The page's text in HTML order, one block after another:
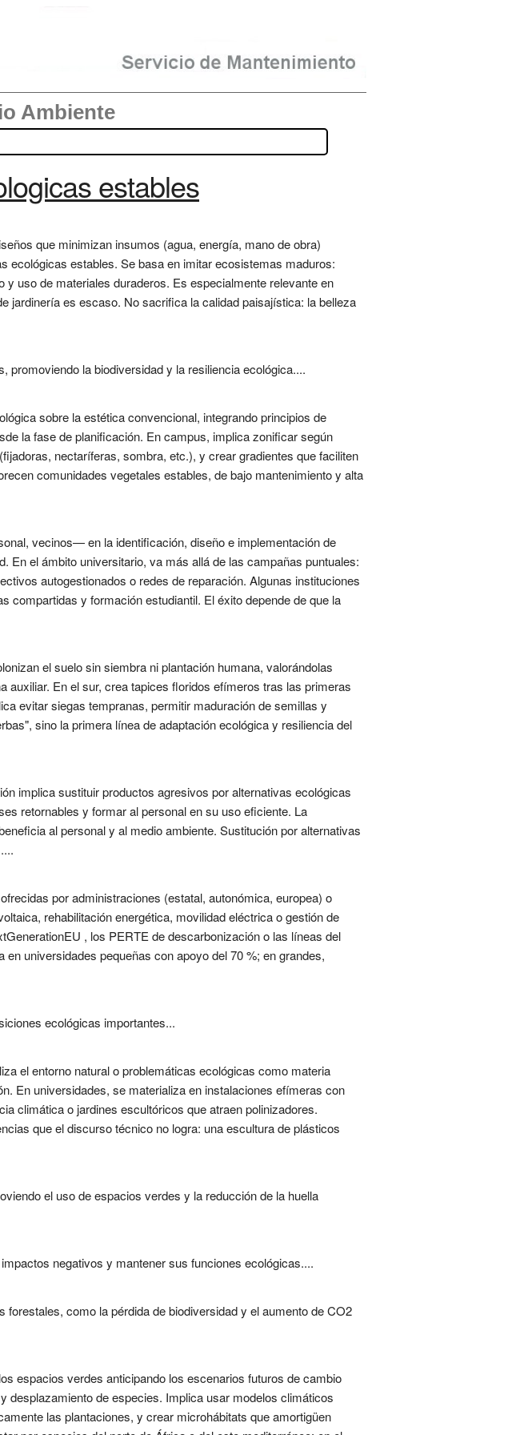
Ambiente
estables
que minimizan insumos (agua, energía, mano de obra)
ecológicas estables. Se basa en imitar ecosistemas maduros:
uso de materiales duraderos. Es especialmente relevante en
jardinería es escaso. No sacrifica la calidad paisajística: la belleza
la biodiversidad y la resiliencia ecológica....
sobre la estética convencional, integrando principios de
la fase de planificación. En campus, implica zonificar según
nectaríferas, sombra, etc.), y crear gradientes que faciliten
comunidades vegetales estables, de bajo mantenimiento y alta
vecinos— en la identificación, diseño e implementación de
En el ámbito universitario, va más allá de las campañas puntuales:
autogestionados o redes de reparación. Algunas instituciones
compartidas y formación estudiantil. El éxito depende de que la
el suelo sin siembra ni plantación humana, valorándolas
En el sur, crea tapices floridos efímeros tras las primeras
evitar siegas tempranas, permitir maduración de semillas y
sino la primera línea de adaptación ecológica y resiliencia del
implica sustituir productos agresivos por alternativas ecológicas
retornables y formar al personal en su uso eficiente. La
al personal y al medio ambiente. Sustitución por alternativas
por administraciones (estatal, autonómica, europea) o
rehabilitación energética, movilidad eléctrica o gestión de
, los PERTE de descarbonización o las líneas del
universidades pequeñas con apoyo del 70 %; en grandes,
ecológicas importantes...
el entorno natural o problemáticas ecológicas como materia
En universidades, se materializa en instalaciones efímeras con
climática o jardines escultóricos que atraen polinizadores.
que el discurso técnico no logra: una escultura de plásticos
el uso de espacios verdes y la reducción de la huella
negativos y mantener sus funciones ecológicas....
como la pérdida de biodiversidad y el aumento de CO2
espacios verdes anticipando los escenarios futuros de cambio
de especies. Implica usar modelos climáticos
las plantaciones, y crear microhábitats que amortigüen